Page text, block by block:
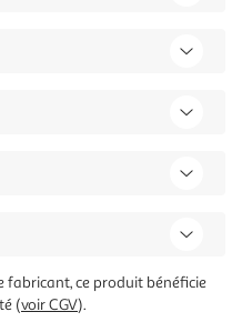
ce produit bénéficie
(voir CGV).